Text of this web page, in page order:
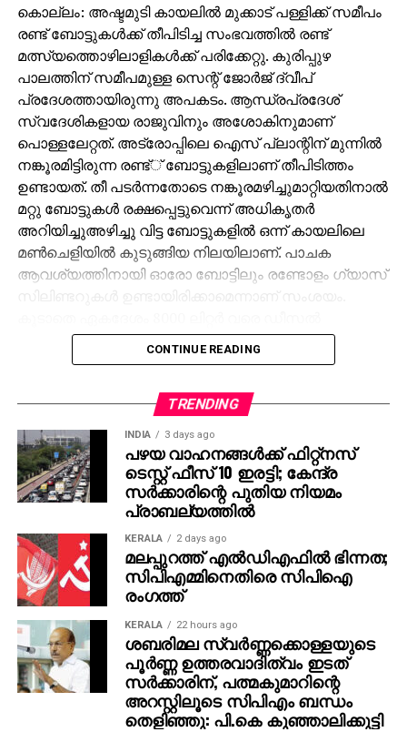
കൊല്ലം: അഷ്ടമുടി കായലില്‍ മുക്കാട് പള്ളിക്ക് സമീപം
രണ്ട് ബോട്ടുകള്‍ക്ക് തീപിടിച്ച സംഭവത്തില്‍ രണ്ട്
മത്സ്യത്തൊഴിലാളികള്‍ക്ക് പരിക്കേറ്റു. കുരിപ്പുഴ
പാലത്തിന് സമീപമുള്ള സെന്റ് ജോര്‍ജ് ദ്വീപ്
പ്രദേശത്തായിരുന്നു അപകടം. ആന്ധ്രപ്രദേശ്
സ്വദേശികളായ രാജുവിനും അശോകിനുമാണ്
പൊള്ളലേറ്റത്. അട്രോപ്പിലെ ഐസ് പ്ലാന്റിന് മുന്നില്‍
നങ്കൂരമിട്ടിരുന്ന രണ്ട്് ബോട്ടുകളിലാണ് തീപിടിത്തം
ഉണ്ടായത്. തീ പടര്‍ന്നതോടെ നങ്കൂരമഴിച്ചുമാറ്റിയതിനാല്‍
മറ്റു ബോട്ടുകള്‍ രക്ഷപ്പെട്ടുവെന്ന് അധികൃതര്‍
അറിയിച്ചുഅഴിച്ചു വിട്ട ബോട്ടുകളില്‍ ഒന്ന് കായലിലെ
മണ്‍ചെളിയില്‍ കുടുങ്ങിയ നിലയിലാണ്. പാചക
ആവശ്യത്തിനായി ഓരോ ബോട്ടിലും രണ്ടോളം ഗ്യാസ്
ബോട്ടുകളില്‍ ഉണ്ടായിരുന്നേക്കാം. ഇതു തന്നെയാണ്
മണിക്കൂറുകളോളം തീ കത്തിയതിനു കാരണം എന്നു
മത്സ്യത്തൊഴിലാളികളും ചേര്‍ന്ന് തീ അണയ്ക്കാനുള്ള
ശ്രമങ്ങള്‍ തുടരുകയാണ്. സംഭവവുമായി ബന്ധപ്പെട്ട
കൂടുതല്‍ വിവരങ്ങള്‍ ശേഖരിച്ച് പോലീസ് അന്വേഷണം
ആരംഭിച്ചു.
CONTINUE READING
TRENDING
INDIA 3 days ago
പഴയ വാഹനങ്ങള്‍ക്ക് ഫിറ്റ്‌നസ്
ടെസ്റ്റ് ഫീസ് 10 ഇരട്ടി; കേന്ദ്ര
സര്‍ക്കാരിന്റെ പുതിയ നിയമം
പ്രാബല്യത്തില്‍
KERALA 2 days ago
മലപ്പുറത്ത് എല്‍ഡിഎഫില്‍ ഭിന്നത;
സിപിഎമ്മിനെതിരെ സിപിഐ
രംഗത്ത്
KERALA 22 hours ago
ശബരിമല സ്വര്‍ണ്ണക്കൊള്ളയുടെ
പൂര്‍ണ്ണ ഉത്തരവാദിത്വം ഇടത്
സര്‍ക്കാരിന്, പത്മകുമാറിന്റെ
അറസ്റ്റിലൂടെ സിപിഎം ബന്ധം
തെളിഞ്ഞു: പി.കെ കുഞ്ഞാലിക്കുട്ടി